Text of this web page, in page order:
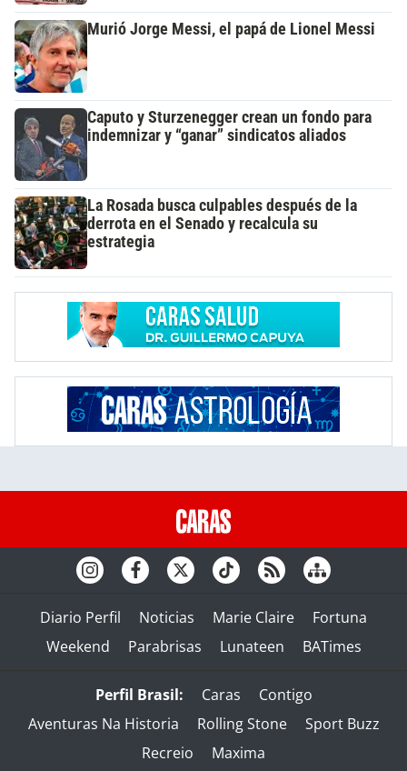
Murió Jorge Messi, el papá de Lionel Messi
Caputo y Sturzenegger crean un fondo para
indemnizar y “ganar” sindicatos aliados
La Rosada busca culpables después de la
derrota en el Senado y recalcula su
estrategia
Diario Perfil Noticias Marie Claire
Fortuna
Weekend
Parabrisas Lunateen BATimes
Perfil Brasil: Caras
Contigo
Aventuras Na Historia
Rolling Stone
Sport Buzz
Recreio
Maxima